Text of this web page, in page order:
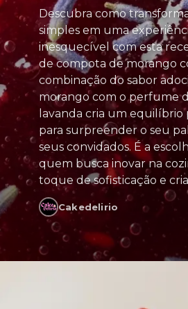
Descubra como
simples em uma
inesquecível com esta
de compota de morango
combinação do sabor
morango com o perfume
lavanda cria um equilíbrio
para surpreender o seu
seus convidados. É a
quem busca inovar na
toque de sofisticação e
Cakedelirio